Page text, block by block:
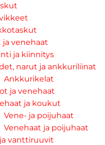
venehaat
ja kiinnitys
narut ja ankkuriliinat
Ankkurikelat
ja venehaat
ja koukut
Vene- ja poijuhaat
Venehaat ja poijuhaat
vanttiruuvit